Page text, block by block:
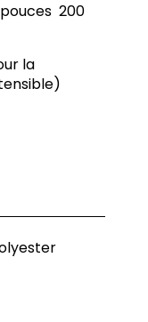
200
la